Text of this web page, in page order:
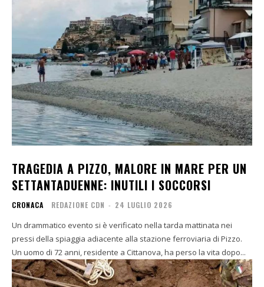
TRAGEDIA A PIZZO, MALORE IN MARE PER UN
SETTANTADUENNE: INUTILI I SOCCORSI
CRONACA REDAZIONE CDN - 24 LUGLIO 2026
Un drammatico evento si è verificato nella tarda mattinata nei
pressi della spiaggia adiacente alla stazione ferroviaria di Pizzo.
Un uomo di 72 anni, residente a Cittanova, ha perso la vita dopo...